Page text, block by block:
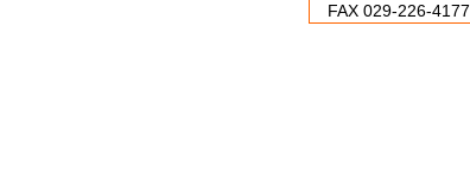
FAX 029-226-4177